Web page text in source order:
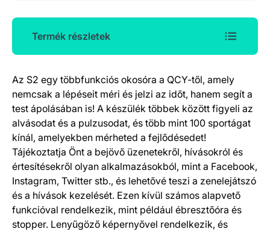
Termék részletek
Termék részletek
Az S2 egy többfunkciós okosóra a QCY-től, amely
nemcsak a lépéseit méri és jelzi az időt, hanem segít a
test ápolásában is! A készülék többek között figyeli az
alvásodat és a pulzusodat, és több mint 100 sportágat
kínál, amelyekben mérheted a fejlődésedet!
Tájékoztatja Önt a bejövő üzenetekről, hívásokról és
értesítésekről olyan alkalmazásokból, mint a Facebook,
Instagram, Twitter stb., és lehetővé teszi a zenelejátszó
és a hívások kezelését. Ezen kívül számos alapvető
funkcióval rendelkezik, mint például ébresztőóra és
stopper. Lenyűgöző képernyővel rendelkezik, és